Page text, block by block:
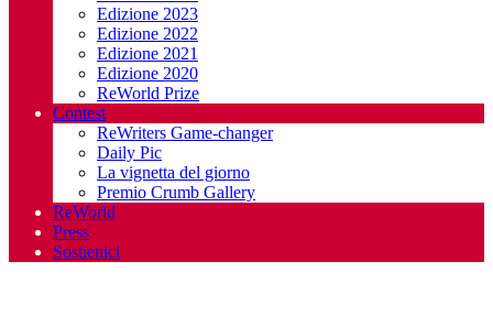
Edizione 2023
Edizione 2022
Edizione 2021
Edizione 2020
ReWorld Prize
Contest
ReWriters Game-changer
Daily Pic
La vignetta del giorno
Premio Crumb Gallery
ReWorld
Press
Sostienici